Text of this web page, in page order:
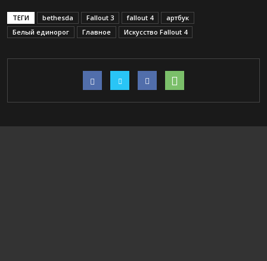
ТЕГИ bethesda Fallout 3 fallout 4
артбук
Белый единорог
Главное Искусство Fallout 4